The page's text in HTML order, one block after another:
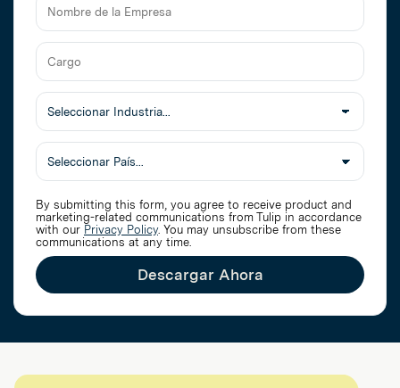
Electrónico
de
Trabajo
Nombre
de
la
Empresa
Cargo
Seleccionar
Industria
Pais
By submitting this form, you agree to receive product and
marketing-related communications from Tulip in accordance
with our Privacy Policy. You may unsubscribe from these
communications at any time.
Descargar Ahora